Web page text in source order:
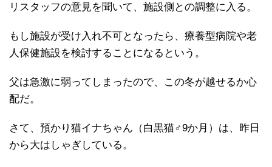
リスタッフの意見を聞いて、施設側との調整に入る。
もし施設が受け入れ不可となったら、療養型病院や老
人保健施設を検討することになるという。
父は急激に弱ってしまったので、この冬が越せるか心
配だ。
さて、預かり猫イナちゃん（白黒猫♂9か月）は、昨日
から大はしゃぎしている。